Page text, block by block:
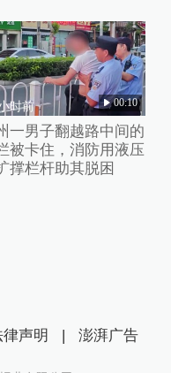
时前 00:10
一男子翻越路中间的
被卡住，消防用液压
撑栏杆助其脱困
律声明 | 澎湃广告